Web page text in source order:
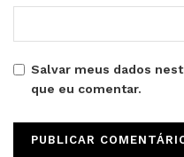
Salvar meus dados
que eu comentar.